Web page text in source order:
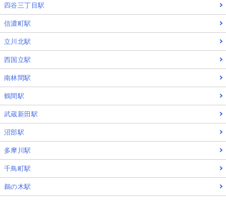
四谷三丁目駅
信濃町駅
立川北駅
西国立駅
南林間駅
鶴間駅
武蔵新田駅
沼部駅
多摩川駅
千鳥町駅
鵜の木駅